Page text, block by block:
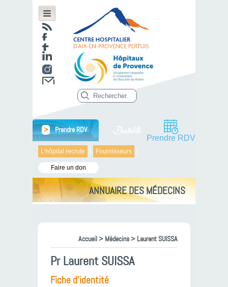
L’hôpital recrute Fournisseurs
Faire un don
> Prendre RDV
Prendre RDV
ANNUAIRE DES MÉDECINS
Accueil> Médecins> Laurent SUISSA
Pr Laurent SUISSA
Fiche d'identité